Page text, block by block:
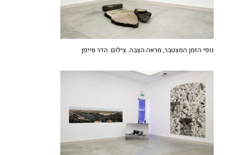
נופי הזמן המצטבר, מראה הצבה. צילום: הדר סייפן